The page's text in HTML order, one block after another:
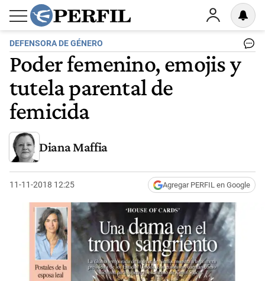
DEFENSORA DE GÉNERO
Poder femenino, emojis y
tutela parental de
femicida
Diana Maffia
11-11-2018 12:25 Agregar PERFIL en Google